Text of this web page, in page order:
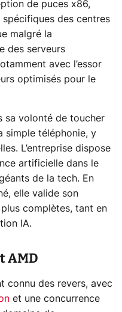
de puces x86,
des centres
malgré la
des serveurs
avec l’essor
optimisés pour le
sa volonté de toucher
simple téléphonie, y
L’entreprise dispose
artificielle dans le
de la tech. En
elle valide son
complètes, tant en
IA.
AMD
connu des revers, avec
et une concurrence